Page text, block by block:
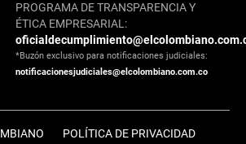
PROGRAMA DE TRANSPARENCIA Y
ÉTICA EMPRESARIAL:
*Buzón exclusivo para notificaciones judiciales:
notificacionesjudiciales@elcolombiano.com.co
POLÍTICA DE PRIVACIDAD